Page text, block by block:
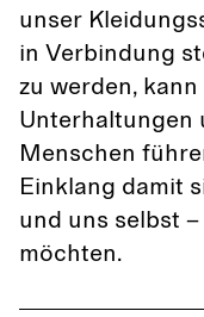
unser
in Verbindung
zu werden,
Unterhaltungen
Menschen
Einklang damit
und uns selbst
möchten.